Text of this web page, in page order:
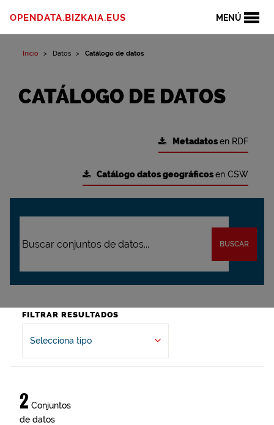
MENÚ
OPENDATA.BIZKAIA.EUS
Inicio Datos Catálogo de datos
CATÁLOGO DE DATOS
Metadatosen RDF
Catálogo datos geográficosen CSW
BUSCAR
FILTRAR RESULTADOS
Selecciona tipo
2 Conjuntos
de datos